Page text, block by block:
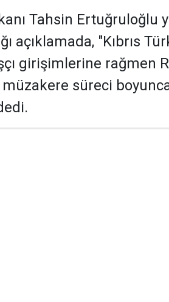
Tahsin Ertuğruloğlu
açıklamada, "Kıbrıs
girişimlerine rağmen
müzakere süreci